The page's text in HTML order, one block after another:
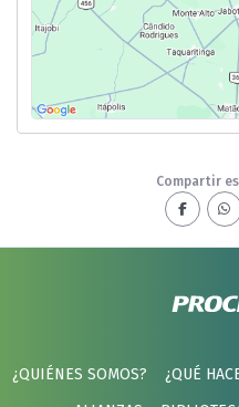
Compartir
¿QUIÉNES SOMOS? ¿QUÉ